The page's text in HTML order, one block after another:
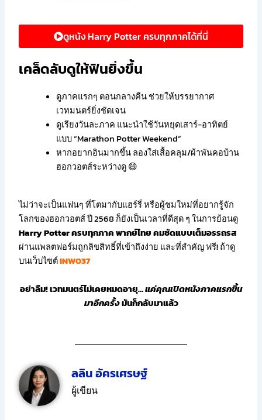
ดูหนัง Harry Potter ครบทุกภาคได้ที่นี่
เคล็ดลับดูให้ฟินยิ่งขึ้น
ดูภาคแรกๆ ตอนกลางคืน ช่วยให้บรรยากาศ
เวทมนตร์ยิ่งชัดเจน
ดูเรียงวันละภาค แนะนำใช้วันหยุดเสาร์-อาทิตย์
แบบ “Marathon Potter Weekend”
หากอยากอินมากขึ้น ลองใส่เสื้อคลุม/ผ้าพันคอบ้าน
ฮอกวอตส์ระหว่างดู 😄
ไม่ว่าจะเป็นแฟนๆ ที่โตมากับแฮร์รี่ หรือผู้ชมใหม่ที่อยากรู้จัก
โลกของฮอกวอตส์ ปี 2568 ก็ยังเป็นเวลาที่ดีสุด ๆ ในการย้อนดู
Harry Potter ครบทุกภาค พากย์ไทย คมชัดแบบเต็มอรรถรส
ผ่านแพลตฟอร์มถูกลิขสิทธิ์ที่เข้าถึงง่าย และที่สำคัญ ฟรี! ถ้าดู
บนเว็บไซต์INW037
อย่าลืม! เวทมนตร์ไม่เคยหมดอายุ…แค่คุณเปิดหนังภาคแรกขึ้น
มาอีกครั้งมันก็กลับมาแล้ว
ลลิน อัครเศรษฐ์
ผู้เขียน